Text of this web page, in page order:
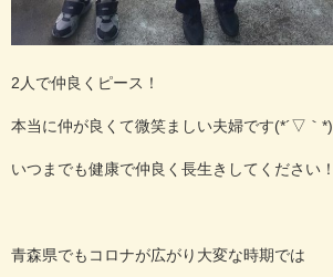
2人で仲良くピース！
本当に仲が良くて微笑ましい夫婦です(*´▽｀*)
いつまでも健康で仲良く長生きしてください！
青森県でもコロナが広がり大変な時期では